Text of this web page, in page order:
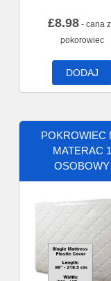
£8.98 - cana
pokorowiec
DODAJ
POKROWIEC
MATERAC 1
OSOBOWY